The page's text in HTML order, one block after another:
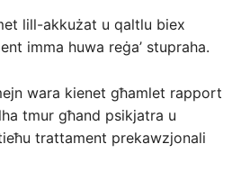
lill-akkużat u qaltlu biex
imma huwa reġa’ stupraha.
wara kienet għamlet rapport
tmur għand psikjatra u
trattament prekawzjonali